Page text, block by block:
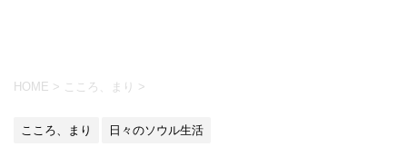
HOME > こころ、まり >
こころ、まり 日々のソウル生活